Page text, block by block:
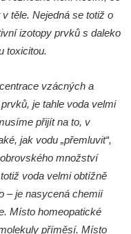
těle. Nejedná se totiž o
izotopy prvků s daleko
toxicitou.
vzácných a
je tahle voda velmi
přijít na to, v
jak vodu „přemluvit“,
množství
voda velmi obtížně
– je nasycená chemií
Místo homeopatické
příměsí. Místo